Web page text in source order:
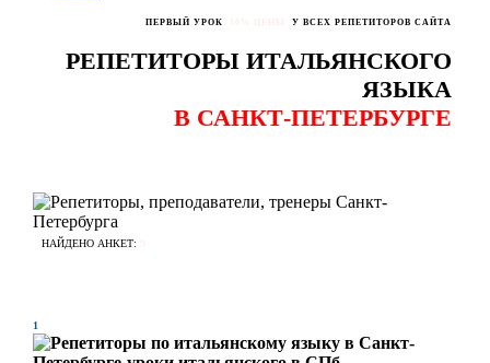
ПЕРВЫЙ УРОК У ВСЕХ РЕПЕТИТОРОВ САЙТА
РЕПЕТИТОРЫ ИТАЛЬЯНСКОГО
ЯЗЫКА
В САНКТ-ПЕТЕРБУРГЕ
НАЙДЕНО АНКЕТ:
1